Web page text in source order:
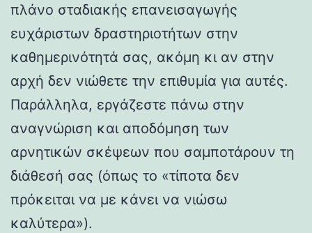
πλάνο σταδιακής επανεισαγωγής
ευχάριστων δραστηριοτήτων στην
καθημερινότητά σας, ακόμη κι αν στην
αρχή δεν νιώθετε την επιθυμία για αυτές.
Παράλληλα, εργάζεστε πάνω στην
αναγνώριση και αποδόμηση των
αρνητικών σκέψεων που σαμποτάρουν τη
διάθεσή σας (όπως το «τίποτα δεν
πρόκειται να με κάνει να νιώσω
καλύτερα»).